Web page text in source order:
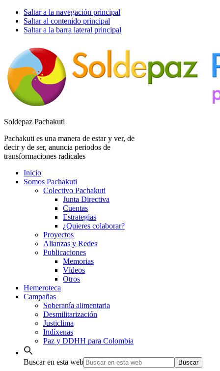
Saltar a la navegación principal
Saltar al contenido principal
Saltar a la barra lateral principal
Soldepaz Pachakuti
Pachakuti es una manera de estar y ver, de
decir y de ser, anuncia periodos de
transformaciones radicales
Inicio
Somos Pachakuti
Colectivo Pachakuti
Junta Directiva
Cuentas
Estrategias
¿Quieres colaborar?
Proyectos
Alianzas y Redes
Publicaciones
Memorias
Vídeos
Otros
Hemeroteca
Campañas
Soberanía alimentaria
Desmilitarización
Justiclima
Indíxenas
Paz y DDHH para Colombia
Buscar en esta web